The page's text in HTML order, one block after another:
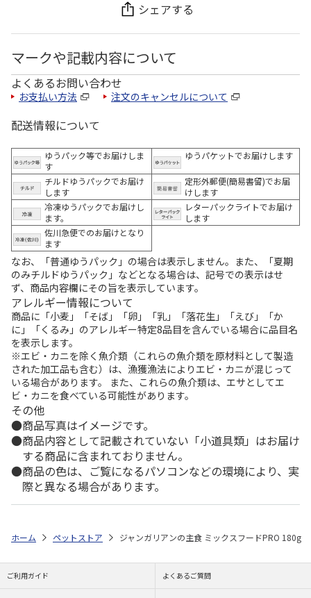
シェアする
マークや記載内容について
よくあるお問い合わせ
お支払い方法 注文のキャンセルについて
配送情報について
ゆうパック等でお届けしま
す
ゆうパケットでお届けします
チルドゆうパックでお届け
します
定形外郵便(簡易書留)でお届
けします
冷凍ゆうパックでお届けし
ます。
レターパックライトでお届け
します
佐川急便でのお届けとなり
ます
なお、「普通ゆうパック」の場合は表示しません。また、「夏期
のみチルドゆうパック」などとなる場合は、記号での表示はせ
ず、商品内容欄にその旨を表示しています。
アレルギー情報について
商品に「小麦」「そば」「卵」「乳」「落花生」「えび」「か
に」「くるみ」のアレルギー特定8品目を含んでいる場合に品目名
を表示します。
※エビ・カニを除く魚介類（これらの魚介類を原材料として製造
された加工品も含む）は、漁獲漁法によりエビ・カニが混じって
いる場合があります。 また、これらの魚介類は、エサとしてエ
ビ・カニを食べている可能性があります。
その他
商品写真はイメージです。
商品内容として記載されていない「小道具類」はお届け
する商品に含まれておりません。
商品の色は、ご覧になるパソコンなどの環境により、実
際と異なる場合があります。
ホーム ペットストア ジャンガリアンの主食 ミックスフードPRO 180g
ご利用ガイド よくあるご質問